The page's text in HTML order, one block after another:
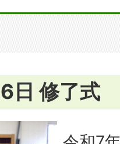
日 修了式